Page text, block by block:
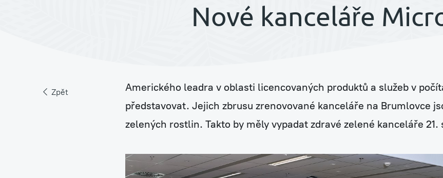
Pronájem rostlin s péčíNové kanceláře
Zpět
Amerického leadra v oblasti licencovaných produktů a služeb v
představovat. Jejich zbrusu zrenovované kanceláře na Brumlovce
zelených rostlin. Takto by měly vypadat zdravé zelené kanceláře 21.